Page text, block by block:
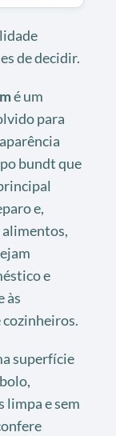
de decidir.
é um
para
bundt que
e,
e
às
cozinheiros.
superfície
limpa e sem